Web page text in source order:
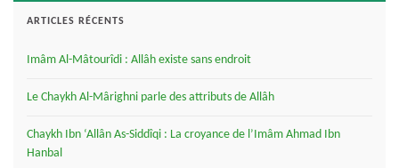
ARTICLES RÉCENTS
Imâm Al-Mâtourîdi : Allâh existe sans endroit
Le Chaykh Al-Mârighni parle des attributs de Allâh
Chaykh Ibn ‘Allân As-Siddîqi : La croyance de l’Imâm Ahmad Ibn
Hanbal